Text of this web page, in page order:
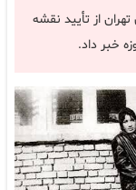
از تأیید نقشه
خبر داد.